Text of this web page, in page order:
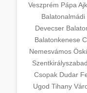
Veszprém Pápa
Balatonalmádi
Devecser
Balatonkenese
Nemesvámos
Csopak Dudar
Ugod Tihany